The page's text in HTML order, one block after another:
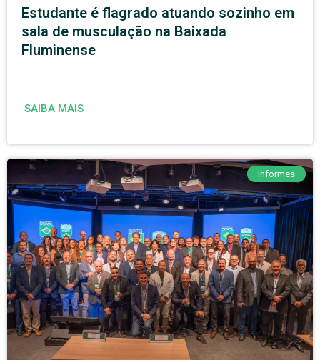
Estudante é flagrado atuando sozinho em
sala de musculação na Baixada
Fluminense
SAIBA MAIS
Informes